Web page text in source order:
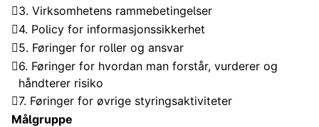
3. Virksomhetens rammebetingelser
4. Policy for informasjonssikkerhet
5. Føringer for roller og ansvar
6. Føringer for hvordan man forstår, vurderer og
håndterer risiko
7. Føringer for øvrige styringsaktiviteter
Målgruppe